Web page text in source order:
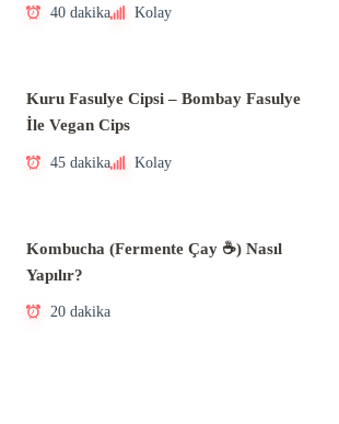
40 dakika Kolay
Kuru Fasulye Cipsi – Bombay Fasulye
İle Vegan Cips
45 dakika Kolay
Kombucha (Fermente Çay ☕) Nasıl
Yapılır?
20 dakika